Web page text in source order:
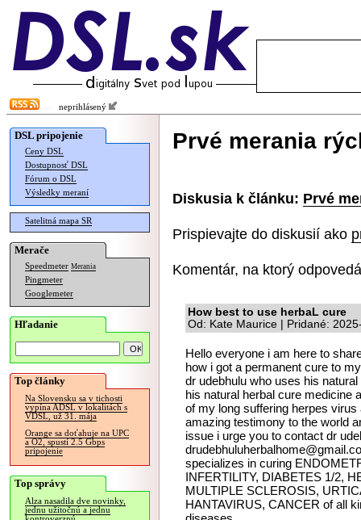
neprihlásený
DSL pripojenie
Ceny DSL
Dostupnosť DSL
Fórum o DSL
Výsledky meraní
Satelitná mapa SR
Merače
Speedmeter Merania
Pingmeter
Googlemeter
Hľadanie
Top články
Na Slovensku sa v tichosti
vypína ADSL v lokalitách s
VDSL, už 31. mája
Orange sa doťahuje na UPC
a O2, spustí 2.5 Gbps
pripojenie
Top správy
Alza nasadila dve novinky,
jednu užitočnú a jednu
Prvé merania
Diskusia k článku: Prvé
Prispievajte do diskusií ako
Komentár, na ktorý
How best to use herbaL cure
Od: Kate Maurice | Pridané:
Hello everyone i am here to
how i got a permanent cure to
dr udebhulu who uses his
his natural herbal cure medicine
of my long suffering herpes
amazing testimony to the world
issue i urge you to contact dr
specializes in curing
INFERTILITY, DIABETES 1/2,
MULTIPLE SCLEROSIS,
HANTAVIRUS, CANCER of all